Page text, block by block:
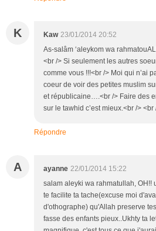
K Kaw 23/01/2014 20:52
As-salâm ‘aleykom wa
<br /> Si seulement les autres
comme vous !!!<br /> Moi qui n’ai
coeur de voir des petites muslim
et républicaine….<br /> Faire des
sur le tawhid c’est mieux.<br />
Répondre
A ayanne 22/01/2014 15:22
salam aleyki wa rahmatullah, OH!!
te facilite ta tache(excuse moi
d'othographe) qu'Allah preserve
fasse des enfants pieux..Ukhty ta